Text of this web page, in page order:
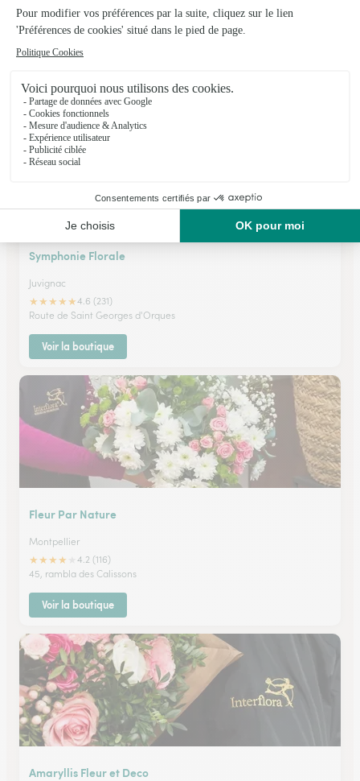
Villeneuve les Maguelone
24, ave de la Gare
Voir la boutique
Symphonie Florale
Juvignac
★★★★★4.6 (231)
Route de Saint Georges d'Orques
Voir la boutique
Fleur Par Nature
Montpellier
★★★★
4.2 (116)
45, rambla des Calissons
Voir la boutique
Amaryllis Fleur et Deco